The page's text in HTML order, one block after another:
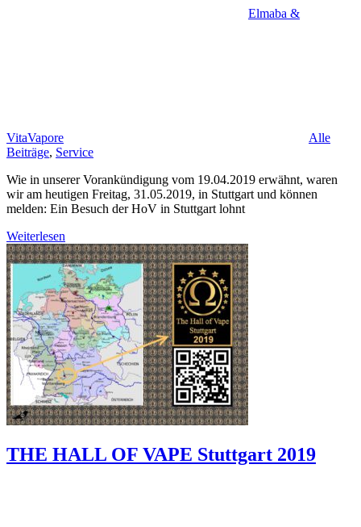
Elmaba &
VitaVapore
Alle
Beiträge, Service
Wie in unserer Vorankündigung vom 19.04.2019 erwähnt, waren
wir am heutigen Freitag, 31.05.2019, in Stuttgart und können
melden: Ein Besuch der HoV in Stuttgart lohnt
Weiterlesen
THE HALL OF VAPE Stuttgart 2019